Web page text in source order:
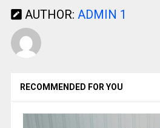
AUTHOR: ADMIN 1
RECOMMENDED FOR YOU